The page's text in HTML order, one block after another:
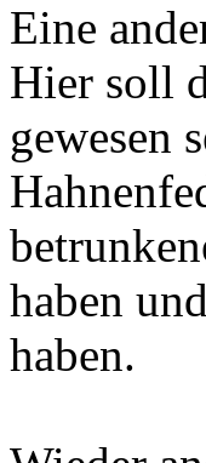
Eine
Hier soll
gewesen
haben
haben.